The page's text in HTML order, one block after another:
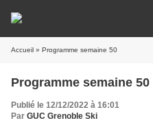
Accueil » Programme semaine 50
Programme semaine 50
Publié le 12/12/2022 à 16:01
Par GUC Grenoble Ski